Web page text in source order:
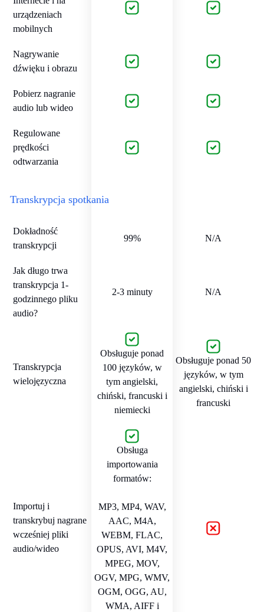
urządzeniach
mobilnych
Nagrywanie
dźwięku i obrazu
Pobierz nagranie
audio lub wideo
Regulowane
prędkości
odtwarzania
Transkrypcja spotkania
Dokładność
transkrypcji
99% N/A
Jak długo trwa
transkrypcja 1-
godzinnego pliku
audio?
2-3 minuty N/A
Transkrypcja
wielojęzyczna
Obsługuje ponad
100 języków, w
tym angielski,
chiński, francuski i
niemiecki
Obsługuje ponad 50
języków, w tym
angielski, chiński i
francuski
Importuj i
transkrybuj nagrane
wcześniej pliki
audio/wideo
Obsługa
importowania
formatów:
MP3, MP4, WAV,
AAC, M4A,
WEBM, FLAC,
OPUS, AVI, M4V,
MPEG, MOV,
OGV, MPG, WMV,
OGM, OGG, AU,
WMA, AIFF i